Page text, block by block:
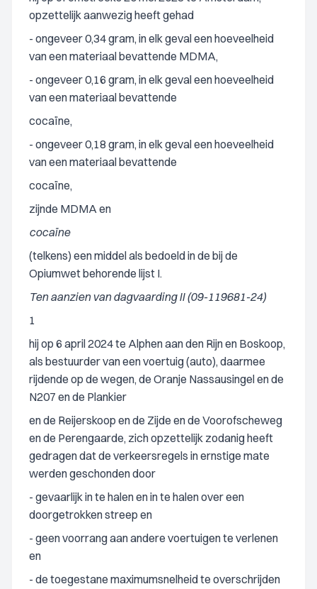
opzettelijk aanwezig heeft gehad
- ongeveer 0,34 gram, in elk geval een hoeveelheid
van een materiaal bevattende MDMA,
- ongeveer 0,16 gram, in elk geval een hoeveelheid
van een materiaal bevattende
cocaïne,
- ongeveer 0,18 gram, in elk geval een hoeveelheid
van een materiaal bevattende
cocaïne,
zijnde MDMA en
cocaïne
(telkens) een middel als bedoeld in de bij de
Opiumwet behorende lijst I.
Ten aanzien van dagvaarding II (09-119681-24)
1
hij op 6 april 2024 te Alphen aan den Rijn en Boskoop,
als bestuurder van een voertuig (auto), daarmee
rijdende op de wegen, de Oranje Nassausingel en de
N207 en de Plankier
en de Reijerskoop en de Zijde en de Voorofscheweg
en de Perengaarde, zich opzettelijk zodanig heeft
gedragen dat de verkeersregels in ernstige mate
werden geschonden door
- gevaarlijk in te halen en in te halen over een
doorgetrokken streep en
- geen voorrang aan andere voertuigen te verlenen
en
- de toegestane maximumsnelheid te overschrijden